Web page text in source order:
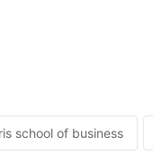
school of business